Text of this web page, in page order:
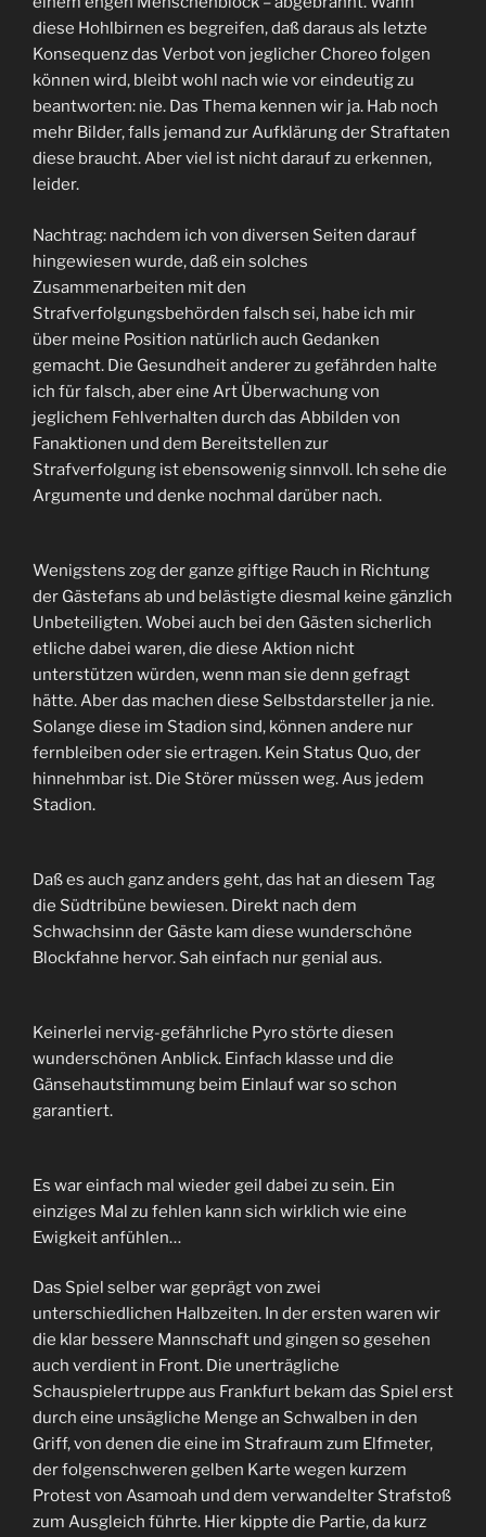
diese Hohlbirnen es begreifen, daß daraus als letzte
Konsequenz das Verbot von jeglicher Choreo folgen
können wird, bleibt wohl nach wie vor eindeutig zu
beantworten: nie. Das Thema kennen wir ja. Hab noch
mehr Bilder, falls jemand zur Aufklärung der Straftaten
diese braucht. Aber viel ist nicht darauf zu erkennen,
leider.
Nachtrag: nachdem ich von diversen Seiten darauf
hingewiesen wurde, daß ein solches
Zusammenarbeiten mit den
Strafverfolgungsbehörden falsch sei, habe ich mir
über meine Position natürlich auch Gedanken
gemacht. Die Gesundheit anderer zu gefährden halte
ich für falsch, aber eine Art Überwachung von
jeglichem Fehlverhalten durch das Abbilden von
Fanaktionen und dem Bereitstellen zur
Strafverfolgung ist ebensowenig sinnvoll. Ich sehe die
Argumente und denke nochmal darüber nach.
Wenigstens zog der ganze giftige Rauch in Richtung
der Gästefans ab und belästigte diesmal keine gänzlich
Unbeteiligten. Wobei auch bei den Gästen sicherlich
etliche dabei waren, die diese Aktion nicht
unterstützen würden, wenn man sie denn gefragt
hätte. Aber das machen diese Selbstdarsteller ja nie.
Solange diese im Stadion sind, können andere nur
fernbleiben oder sie ertragen. Kein Status Quo, der
hinnehmbar ist. Die Störer müssen weg. Aus jedem
Stadion.
Daß es auch ganz anders geht, das hat an diesem Tag
die Südtribüne bewiesen. Direkt nach dem
Schwachsinn der Gäste kam diese wunderschöne
Blockfahne hervor. Sah einfach nur genial aus.
Keinerlei nervig-gefährliche Pyro störte diesen
wunderschönen Anblick. Einfach klasse und die
Gänsehautstimmung beim Einlauf war so schon
garantiert.
Es war einfach mal wieder geil dabei zu sein. Ein
einziges Mal zu fehlen kann sich wirklich wie eine
Ewigkeit anfühlen…
Das Spiel selber war geprägt von zwei
unterschiedlichen Halbzeiten. In der ersten waren wir
die klar bessere Mannschaft und gingen so gesehen
auch verdient in Front. Die unerträgliche
Schauspielertruppe aus Frankfurt bekam das Spiel erst
durch eine unsägliche Menge an Schwalben in den
Griff, von denen die eine im Strafraum zum Elfmeter,
der folgenschweren gelben Karte wegen kurzem
Protest von Asamoah und dem verwandelter Strafstoß
zum Ausgleich führte. Hier kippte die Partie, da kurz